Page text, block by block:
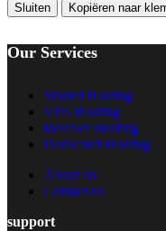
Sluiten
Kopiëren naar
Our Services
Shared Hosting
VPS Hosting
Reseller Hosting
Dedicated Hosting
About us
Contact us
support